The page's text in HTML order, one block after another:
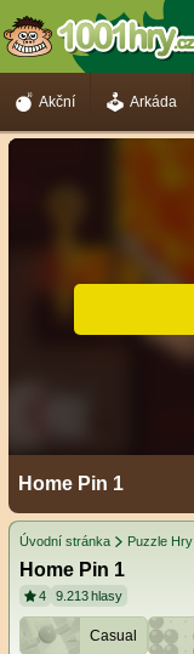
Akční Arkáda
Home Pin 1
Úvodní stránka Puzzle Hry
Home Pin 1
4 9.213 hlasy
Casual